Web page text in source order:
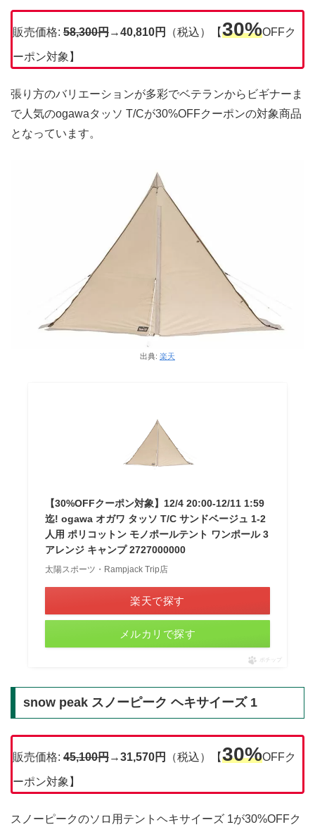
販売価格: 58,300円→40,810円 （税込）【30%OFFク
ーポン対象】
張り方のバリエーションが多彩でベテランからビギナーま
で人気のogawaタッソ T/Cが30%OFFクーポンの対象商品
となっています。
出典: 楽天
【30%OFFクーポン対象】12/4 20:00-12/11 1:59
迄! ogawa オガワ タッソ T/C サンドベージュ 1-2
人用 ポリコットン モノポールテント ワンポール 3
アレンジ キャンプ 2727000000
太陽スポーツ・Rampjack Trip店
楽天で探す
メルカリで探す
ポチップ
snow peak スノーピーク ヘキサイーズ 1
販売価格: 45,100円→31,570円 （税込）【30%OFFク
ーポン対象】
スノーピークのソロ用テントヘキサイーズ 1が30%OFFク